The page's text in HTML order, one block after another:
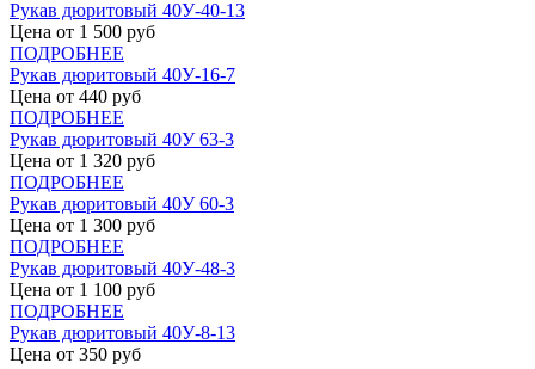
Рукав дюритовый 40У-40-13
Цена от 1 500 руб
ПОДРОБНЕЕ
Рукав дюритовый 40У-16-7
Цена от 440 руб
ПОДРОБНЕЕ
Рукав дюритовый 40У 63-3
Цена от 1 320 руб
ПОДРОБНЕЕ
Рукав дюритовый 40У 60-3
Цена от 1 300 руб
ПОДРОБНЕЕ
Рукав дюритовый 40У-48-3
Цена от 1 100 руб
ПОДРОБНЕЕ
Рукав дюритовый 40У-8-13
Цена от 350 руб